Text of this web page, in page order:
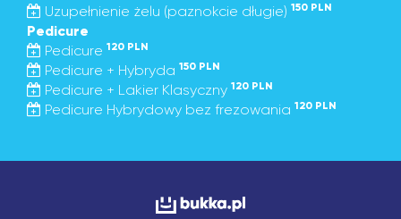
Uzupełnienie żelu (paznokcie długie) 150 PLN
Pedicure
Pedicure 120 PLN
Pedicure + Hybryda 150 PLN
Pedicure + Lakier Klasyczny 120 PLN
Pedicure Hybrydowy bez frezowania 120 PLN